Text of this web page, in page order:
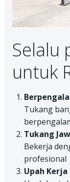
Selalu
untuk
Tukang
Tukang
Bekerja
profesional
Upah Kerja